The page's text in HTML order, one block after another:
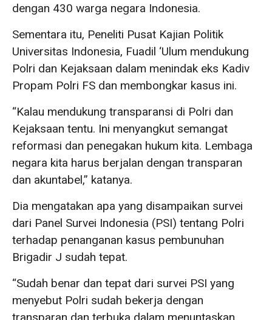
dengan 430 warga negara Indonesia.
Sementara itu, Peneliti Pusat Kajian Politik
Universitas Indonesia, Fuadil ‘Ulum mendukung
Polri dan Kejaksaan dalam menindak eks Kadiv
Propam Polri FS dan membongkar kasus ini.
“Kalau mendukung transparansi di Polri dan
Kejaksaan tentu. Ini menyangkut semangat
reformasi dan penegakan hukum kita. Lembaga
negara kita harus berjalan dengan transparan
dan akuntabel,” katanya.
Dia mengatakan apa yang disampaikan survei
dari Panel Survei Indonesia (PSI) tentang Polri
terhadap penanganan kasus pembunuhan
Brigadir J sudah tepat.
“Sudah benar dan tepat dari survei PSI yang
menyebut Polri sudah bekerja dengan